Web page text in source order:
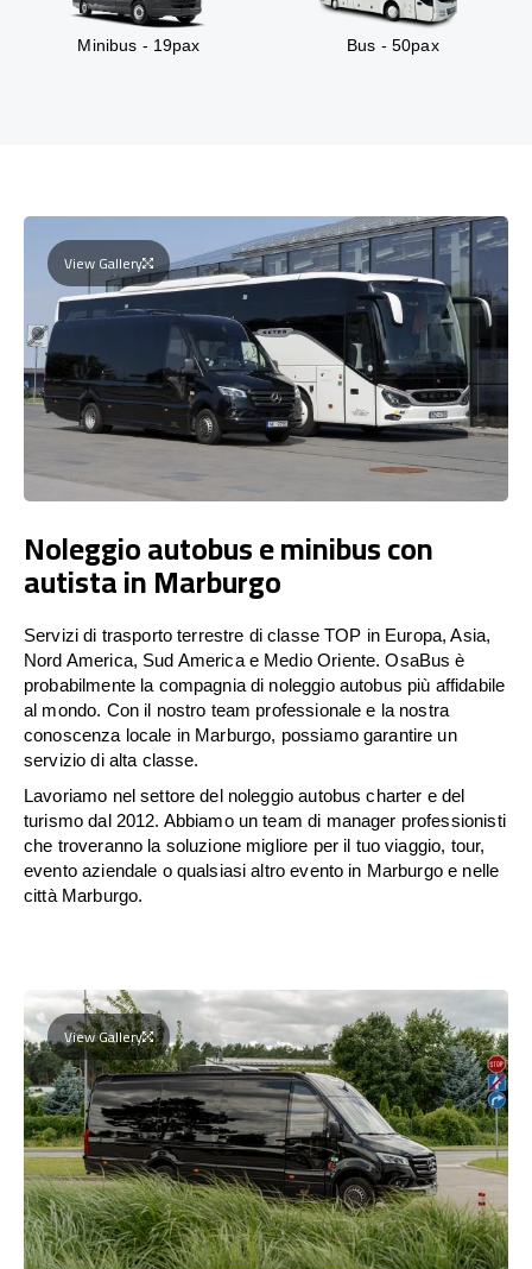
Minibus - 19pax Bus - 50pax
View Gallery
Noleggio autobus e minibus con
autista in Marburgo
Servizi di trasporto terrestre di classe TOP in Europa, Asia,
Nord America, Sud America e Medio Oriente. OsaBus è
probabilmente la compagnia di noleggio autobus più affidabile
al mondo. Con il nostro team professionale e la nostra
conoscenza locale in Marburgo, possiamo garantire un
servizio di alta classe.
Lavoriamo nel settore del noleggio autobus charter e del
turismo dal 2012. Abbiamo un team di manager professionisti
che troveranno la soluzione migliore per il tuo viaggio, tour,
evento aziendale o qualsiasi altro evento in Marburgo e nelle
città Marburgo.
View Gallery